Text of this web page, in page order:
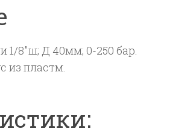
1/8″ш; Д 40мм; 0-250 бар.
из пластм.